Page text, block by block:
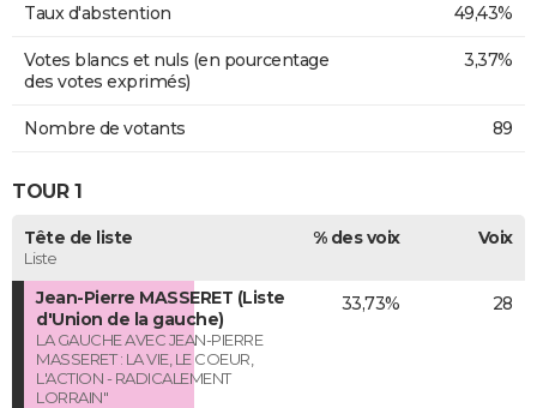
Taux d'abstention 49,43%
Votes blancs et nuls (en pourcentage
des votes exprimés)
3,37%
Nombre de votants 89
TOUR 1
Tête de liste
Liste
% des voix Voix
Jean-Pierre MASSERET (Liste
d'Union de la gauche)
LA GAUCHE AVEC JEAN-PIERRE
MASSERET : LA VIE, LE COEUR,
L'ACTION - RADICALEMENT
LORRAIN"
33,73% 28